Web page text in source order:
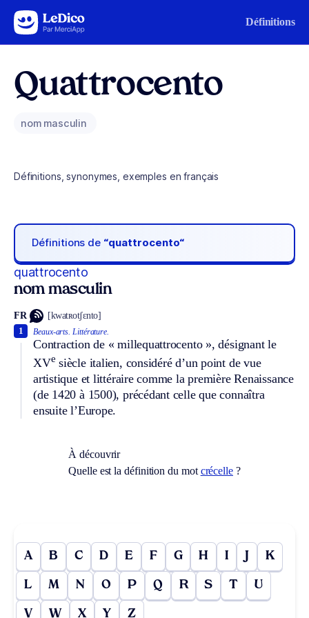
Aller au contenu Définitions
Quattrocento
nom masculin
Définitions, synonymes, exemples en français
Définitions de “quattrocento“
quattrocento
nom masculin
FR [kwatʀotʃɛnto]
Beaux-arts. Littérature.
Contraction de « millequattrocento », désignant le
XVe siècle italien, considéré d’un point de vue
artistique et littéraire comme la première Renaissance
(de 1420 à 1500), précédant celle que connaîtra
ensuite l’Europe.
1
À découvrir
Quelle est la définition du mot crécelle?
A B C D E F G H I J K
L M N O P Q R S T U
V W X Y Z